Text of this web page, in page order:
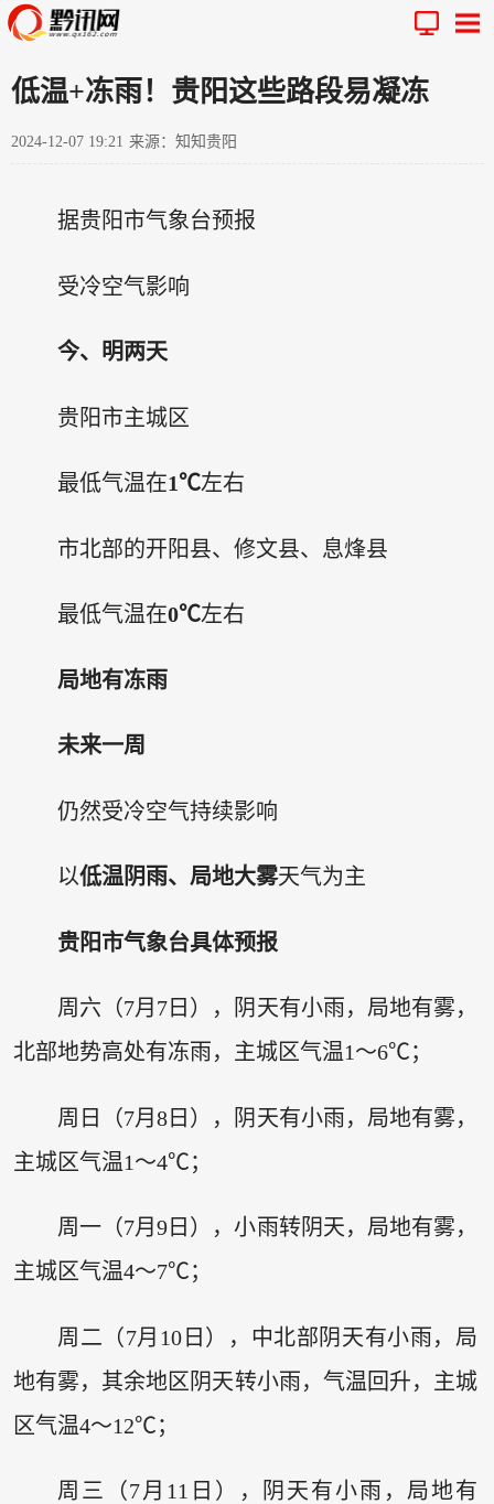
低温+冻雨！贵阳这些路段易凝冻
2024-12-07 19:21 来源：知知贵阳
据贵阳市气象台预报
受冷空气影响
今、明两天
贵阳市主城区
最低气温在1℃左右
市北部的开阳县、修文县、息烽县
最低气温在0℃左右
局地有冻雨
未来一周
仍然受冷空气持续影响
以低温阴雨、局地大雾天气为主
贵阳市气象台具体预报
周六（7月7日），阴天有小雨，局地有雾，
北部地势高处有冻雨，主城区气温1～6℃；
周日（7月8日），阴天有小雨，局地有雾，
主城区气温1～4℃；
周一（7月9日），小雨转阴天，局地有雾，
主城区气温4～7℃；
周二（7月10日），中北部阴天有小雨，局
地有雾，其余地区阴天转小雨，气温回升，主城
区气温4～12℃；
周三（7月11日），阴天有小雨，局地有